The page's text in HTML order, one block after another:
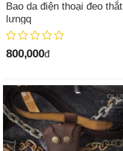
Bao da điện thoại đeo thắt
lưngq
800,000đ